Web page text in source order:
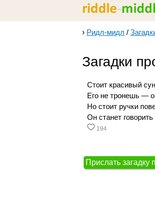
› Ридл-мидл /
Загадки
Стоит красивый
Его не тронешь —
Но стоит ручки
Он станет говорить
194
Прислать загадку